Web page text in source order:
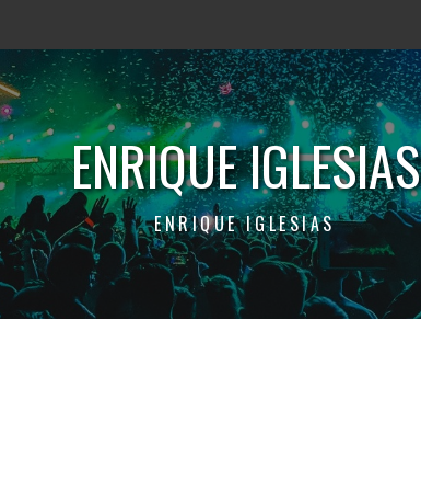
ENRIQUE IGLESIAS
ENRIQUE IGLESIAS